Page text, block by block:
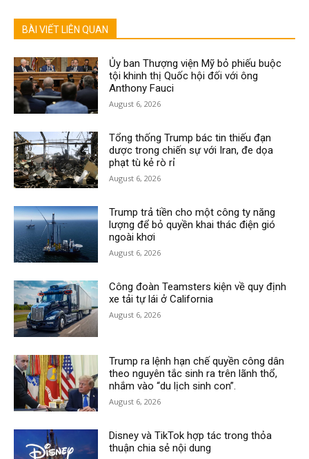
BÀI VIẾT LIÊN QUAN
Ủy ban Thượng viện Mỹ bỏ phiếu buộc
tội khinh thị Quốc hội đối với ông
Anthony Fauci
August 6, 2026
Tổng thống Trump bác tin thiếu đạn
dược trong chiến sự với Iran, đe dọa
phạt tù kẻ rò rỉ
August 6, 2026
Trump trả tiền cho một công ty năng
lượng để bỏ quyền khai thác điện gió
ngoài khơi
August 6, 2026
Công đoàn Teamsters kiện về quy định
xe tải tự lái ở California
August 6, 2026
Trump ra lệnh hạn chế quyền công dân
theo nguyên tắc sinh ra trên lãnh thổ,
nhắm vào “du lịch sinh con”.
August 6, 2026
Disney và TikTok hợp tác trong thỏa
thuận chia sẻ nội dung